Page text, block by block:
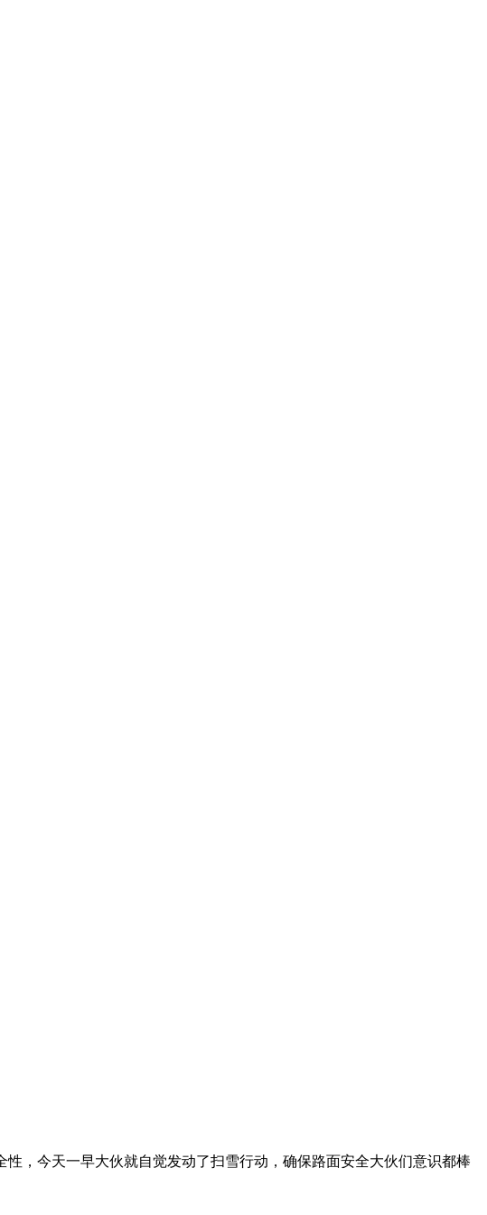
，今天一早大伙就自觉发动了扫雪行动，确保路面安全大伙们意识都棒